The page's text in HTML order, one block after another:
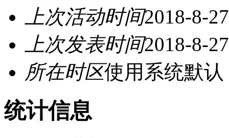
上次活动时间2018-8-
上次发表时间2018-8-
所在时区使用系统默认
统计信息